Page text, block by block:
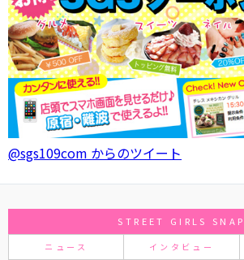
@sgs109com からのツイート
STREET GIRLS SNAP
ニュース インタビュー